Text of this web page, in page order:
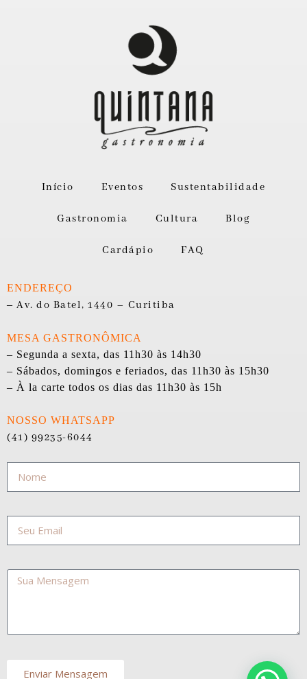
Início Eventos Sustentabilidade
Gastronomia Cultura Blog
Cardápio FAQ
ENDEREÇO
– Av. do Batel, 1440 – Curitiba
MESA GASTRONÔMICA
– Segunda a sexta, das 11h30 às 14h30
– Sábados, domingos e feriados, das 11h30 às 15h30
– À la carte todos os dias das 11h30 às 15h
NOSSO WHATSAPP
(41) 99235-6044
Enviar Mensagem